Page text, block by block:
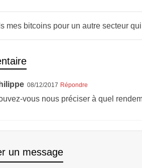
mes bitcoins pour un autre secteur
08/12/2017 Répondre
vous nous préciser à quel
un message